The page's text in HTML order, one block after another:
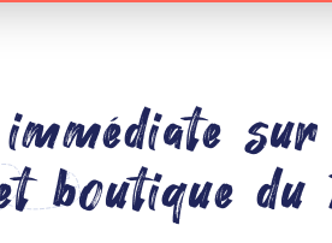
boutique du